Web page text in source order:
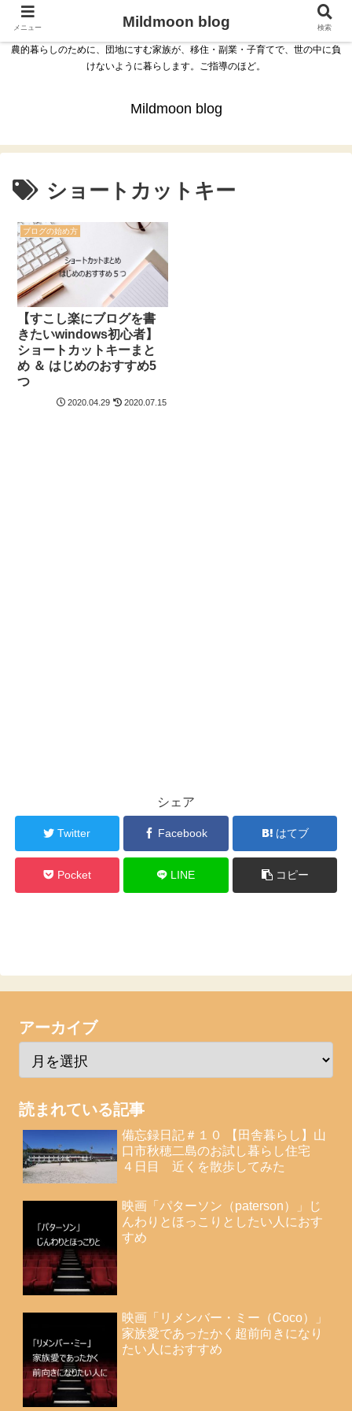
農的暮らしのために、団地にすむ家族が、移住・副業・子育てで、世の中に負
けないように暮らします。ご指導のほど。
Mildmoon blog
ショートカットキー
ブログの始め方
【すこし楽にブログを書
きたいwindows初心者】
ショートカットキーまと
め ＆ はじめのおすすめ5
つ
2020.04.29 2020.07.15
シェア
Twitter Facebook はてブ
Pocket LINE コピー
アーカイブ
読まれている記事
備忘録日記＃１０ 【田舎暮らし】山
口市秋穂二島のお試し暮らし住宅
４日目 近くを散歩してみた
映画「パターソン（paterson）」じ
んわりとほっこりとしたい人におす
すめ
映画「リメンバー・ミー（Coco）」
家族愛であったかく超前向きになり
たい人におすすめ
メニュー Mildmoon blog 検索